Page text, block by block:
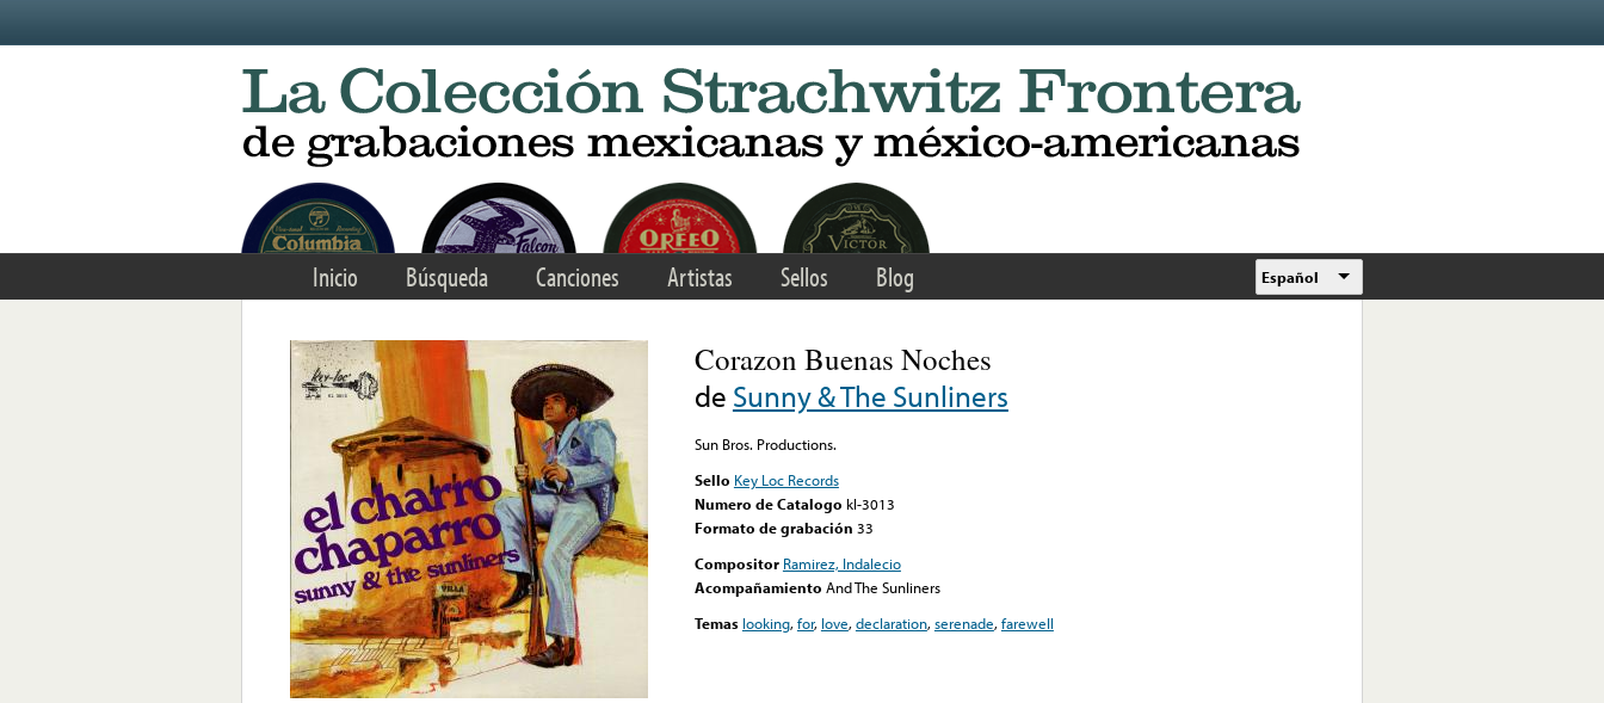
Inicio Búsqueda Canciones Artistas Sellos Blog Español
Corazon Buenas Noches
de Sunny & The Sunliners
Sun Bros. Productions.
Sello Key Loc Records
Numero de Catalogo kl-3013
Formato de grabación 33
Compositor Ramirez, Indalecio
Acompañamiento And The Sunliners
Temas looking,for, love,declaration,serenade,farewell